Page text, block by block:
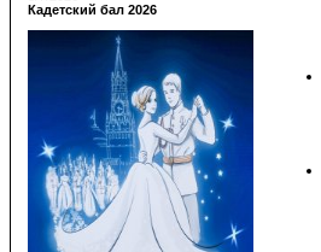
Кадетский бал 2026